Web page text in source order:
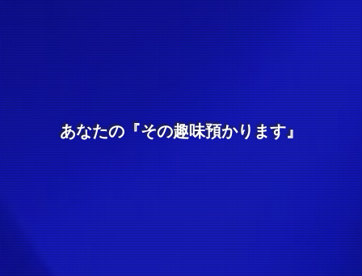
あなたの『その趣味預かります』